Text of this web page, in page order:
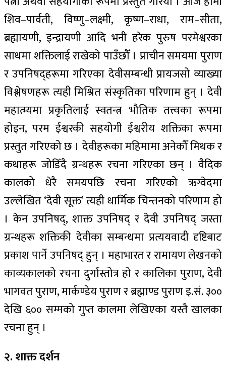
शिव–पार्वती, विष्णु–लक्ष्मी, कृष्ण–राधा, राम–सीता,
ब्रह्मायणी, इन्द्रायणी आदि भनी हरेक पुरुष परमेश्वरका
साथमा शक्तिलाई राखेको पाउँछौँ । प्राचीन समयमा पुराण
र उपनिषद्हरूमा गरिएका देवीसम्बन्धी प्रायजसो व्याख्या
विश्लेषणहरू त्यही मिश्रित संस्कृतिका परिणाम हुन् । देवी
महात्म्यमा प्रकृतिलाई स्वतन्त्र भौतिक तत्त्वका रूपमा
होइन, परम ईश्वरकी सहयोगी ईश्वरीय शक्तिका रूपमा
प्रस्तुत गरिएको छ । देवीहरूका महिमामा अनेकौँ मिथक र
कथाहरू जोडिँदै ग्रन्थहरू रचना गरिएका छन् । वैदिक
कालको धेरै समयपछि रचना गरिएको ऋग्वेदमा
उल्लेखित ‘देवी सूक्त’ त्यही धार्मिक चिन्तनको परिणाम हो
। केन उपनिषद्, शाक्त उपनिषद् र देवी उपनिषद् जस्ता
ग्रन्थहरू शक्तिकी देवीका सम्बन्धमा प्रत्ययवादी दृष्टिबाट
प्रकाश पार्ने उपनिषद् हुन् । महाभारत र रामायण लेखनको
काव्यकालको रचना दुर्गास्तोत्र हो र कालिका पुराण, देवी
भागवत पुराण, मार्कण्डेय पुराण र ब्रह्माण्ड पुराण इ.सं. ३००
देखि ६०० सम्मको गुप्त कालमा लेखिएका यस्तै खालका
रचना हुन् ।
२. शाक्त दर्शन